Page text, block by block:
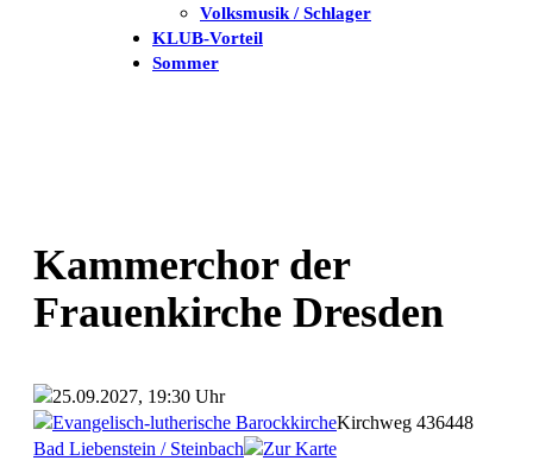
Volksmusik / Schlager
KLUB-Vorteil
Sommer
Kammerchor der
Frauenkirche Dresden
25.09.2027, 19:30 Uhr
Evangelisch-lutherische BarockkircheKirchweg 436448
Bad Liebenstein / Steinbach
Zur Karte